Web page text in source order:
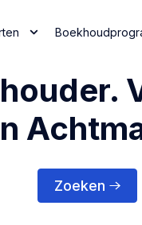
Zoeken